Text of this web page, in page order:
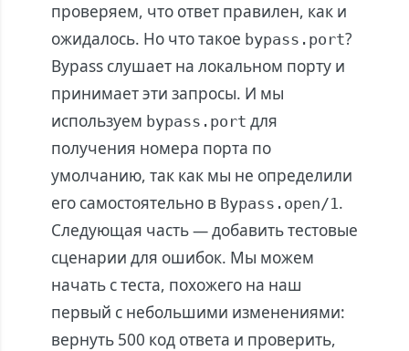
проверяем, что ответ правилен, как и
ожидалось. Но что такое bypass.port?
Bypass слушает на локальном порту и
принимает эти запросы. И мы
используем bypass.port для
получения номера порта по
умолчанию, так как мы не определили
его самостоятельно в Bypass.open/1.
Следующая часть — добавить тестовые
сценарии для ошибок. Мы можем
начать с теста, похожего на наш
первый с небольшими изменениями:
вернуть 500 код ответа и проверить,